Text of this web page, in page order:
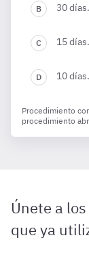
30 días.
15 días.
10 días.
Procedimiento
procedimiento
Únete a
que ya